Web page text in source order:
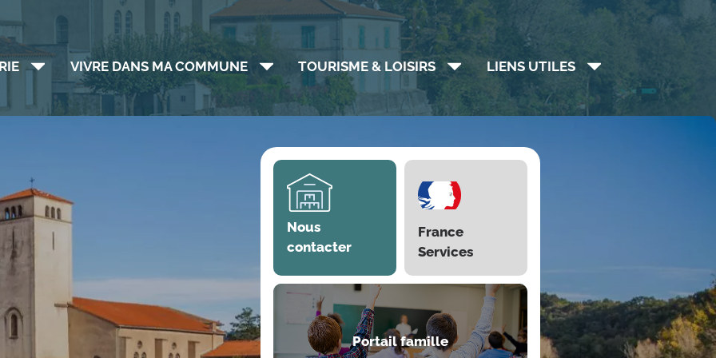
VIVRE DANS MA COMMUNE TOURISME & LOISIRS LIENS UTILES
Nous
contacter
France
Services
Portail famille